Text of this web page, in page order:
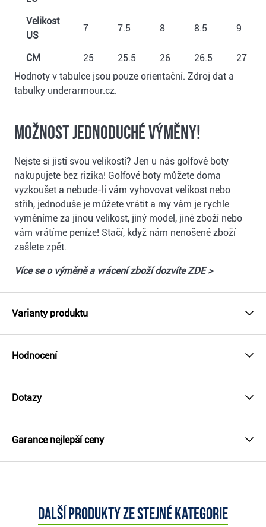
Velikost
US
7 7.5 8 8.5 9
CM 25 25.5 26 26.5
27
Hodnoty v tabulce jsou pouze orientační. Zdroj dat a
tabulky underarmour.cz.
Možnost jednoduché výměny!
Nejste si jistí svou velikostí? Jen u nás golfové boty
nakupujete bez rizika! Golfové boty můžete doma
vyzkoušet a nebude-li vám vyhovovat velikost nebo
střih, jednoduše je můžete vrátit a my vám je rychle
vyměníme za jinou velikost, jiný model, jiné zboží nebo
vám vrátíme peníze! Stačí, když nám nenošené zboží
zašlete zpět.
Více se o výměně a vrácení zboží dozvíte ZDE >
Varianty produktu
Hodnocení
Dotazy
Garance nejlepší ceny
Další produkty ze stejné kategorie